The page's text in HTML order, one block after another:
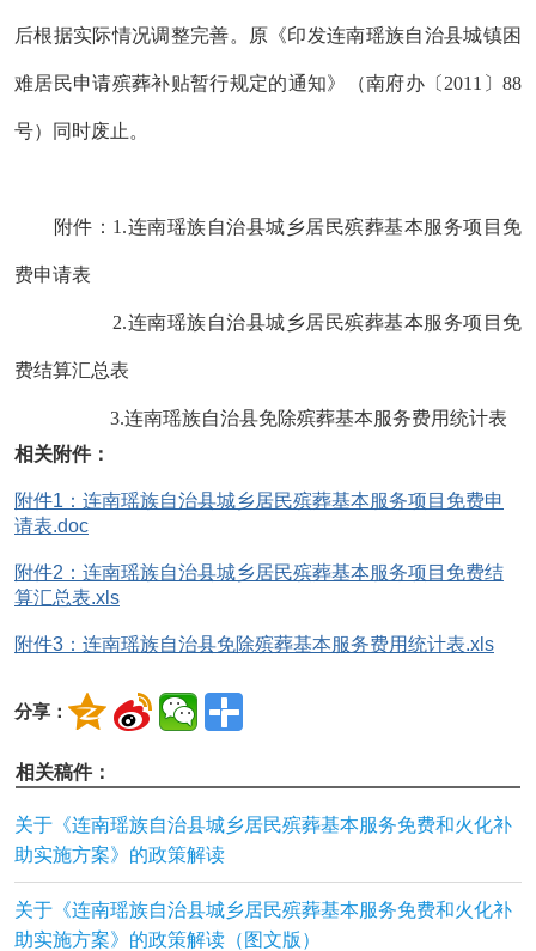
后根据实际情况调整完善。 原《印发连南瑶族自治县城镇困
难居民申请殡葬补贴暂行规定的通知》（南府办〔 2011 〕88
号）同时废止。
附件： 1.连南瑶族自治县城乡居民殡葬基本服务项目免
费申请表
2.连南瑶族自治县城乡居民殡葬基本服务项目免
费结算汇总表
3.连南瑶族自治县免除殡葬基本服务费用统计表
相关附件：
附件1：连南瑶族自治县城乡居民殡葬基本服务项目免费申
请表.doc
附件2：连南瑶族自治县城乡居民殡葬基本服务项目免费结
算汇总表.xls
附件3：连南瑶族自治县免除殡葬基本服务费用统计表.xls
分享：
相关稿件：
关于《连南瑶族自治县城乡居民殡葬基本服务免费和火化补
助实施方案》的政策解读
关于《连南瑶族自治县城乡居民殡葬基本服务免费和火化补
助实施方案》的政策解读（图文版）